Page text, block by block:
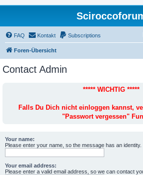
FAQ Kontakt Subscriptions
Foren-Übersicht
Contact Admin
***** WICHTIG *****
Falls Du Dich nicht einloggen kannst,
"Passwort vergessen"
Your name:
Please enter your name, so the message has an identity.
Your email address:
Please enter a valid email address, so we can contact